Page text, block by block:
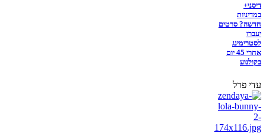
דיסני+
במדיניות
חדשה? סרטים
יעברו
לסטרימינג
אחרי 45 יום
בקולנוע
עדי פרל